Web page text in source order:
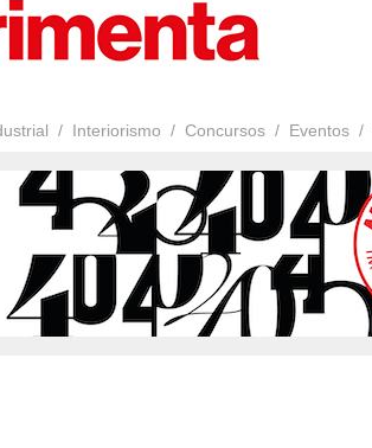
Interiorismo Concursos Eventos